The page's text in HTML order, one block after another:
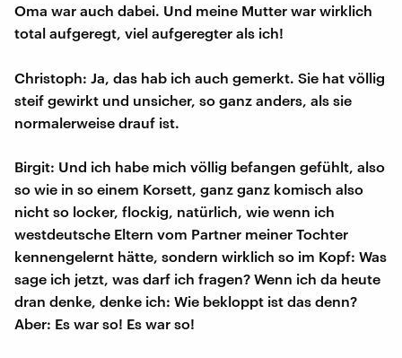
Oma war auch dabei. Und meine Mutter war wirklich
total aufgeregt, viel aufgeregter als ich!
Christoph: Ja, das hab ich auch gemerkt. Sie hat völlig
steif gewirkt und unsicher, so ganz anders, als sie
normalerweise drauf ist.
Birgit: Und ich habe mich völlig befangen gefühlt, also
so wie in so einem Korsett, ganz ganz komisch also
nicht so locker, flockig, natürlich, wie wenn ich
westdeutsche Eltern vom Partner meiner Tochter
kennengelernt hätte, sondern wirklich so im Kopf: Was
sage ich jetzt, was darf ich fragen? Wenn ich da heute
dran denke, denke ich: Wie bekloppt ist das denn?
Aber: Es war so! Es war so!